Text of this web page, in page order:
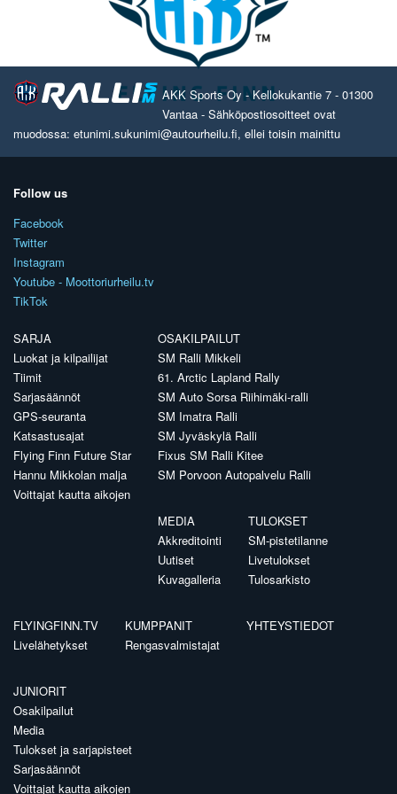
AKK Sports Oy - Kellokukantie 7 - 01300
Vantaa - Sähköpostiosoitteet ovat
muodossa: etunimi.sukunimi@autourheilu.fi, ellei toisin mainittu
Follow us
Facebook
Twitter
Instagram
Youtube - Moottoriurheilu.tv
TikTok
SARJA
Luokat ja kilpailijat
Tiimit
Sarjasäännöt
GPS-seuranta
Katsastusajat
Flying Finn Future Star
Hannu Mikkolan malja
Voittajat kautta aikojen
OSAKILPAILUT
SM Ralli Mikkeli
61. Arctic Lapland Rally
SM Auto Sorsa Riihimäki-ralli
SM Imatra Ralli
SM Jyväskylä Ralli
Fixus SM Ralli Kitee
SM Porvoon Autopalvelu Ralli
MEDIA
Akkreditointi
Uutiset
Kuvagalleria
TULOKSET
SM-pistetilanne
Livetulokset
Tulosarkisto
FLYINGFINN.TV
Livelähetykset
KUMPPANIT
Rengasvalmistajat
YHTEYSTIEDOT
JUNIORIT
Osakilpailut
Media
Tulokset ja sarjapisteet
Sarjasäännöt
Voittajat kautta aikojen